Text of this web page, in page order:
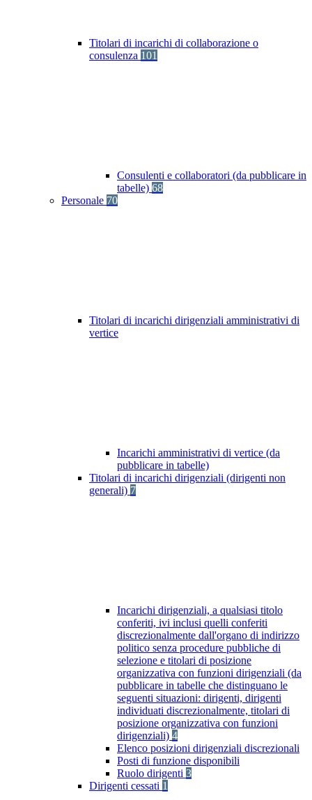
Titolari di incarichi di collaborazione o
consulenza 101
Consulenti e collaboratori (da pubblicare in
tabelle) 68
Personale 70
Titolari di incarichi dirigenziali amministrativi di
vertice
Incarichi amministrativi di vertice (da
pubblicare in tabelle)
Titolari di incarichi dirigenziali (dirigenti non
generali) 7
Incarichi dirigenziali, a qualsiasi titolo
conferiti, ivi inclusi quelli conferiti
discrezionalmente dall'organo di indirizzo
politico senza procedure pubbliche di
selezione e titolari di posizione
organizzativa con funzioni dirigenziali (da
pubblicare in tabelle che distinguano le
seguenti situazioni: dirigenti, dirigenti
individuati discrezionalmente, titolari di
posizione organizzativa con funzioni
dirigenziali) 4
Elenco posizioni dirigenziali discrezionali
Posti di funzione disponibili
Ruolo dirigenti 3
Dirigenti cessati 1